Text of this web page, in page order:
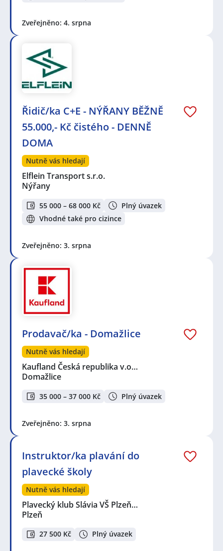
Zveřejněno: 4. srpna
Řidič/ka C+E - NÝŘANY BĚŽNĚ
55.000,- Kč čistého - DENNĚ
DOMA
Nutně vás hledají
Elflein Transport s.r.o.
Nýřany
55 000 – 68 000 Kč
Plný úvazek
Vhodné také pro cizince
Zveřejněno: 3. srpna
Prodavač/ka - Domažlice
Nutně vás hledají
Kaufland Česká republika v.o…
Domažlice
35 000 – 37 000 Kč Plný úvazek
Zveřejněno: 3. srpna
Instruktor/ka plavání do
plavecké školy
Nutně vás hledají
Plavecký klub Slávia VŠ Plzeň…
Plzeň
27 500 Kč Plný úvazek